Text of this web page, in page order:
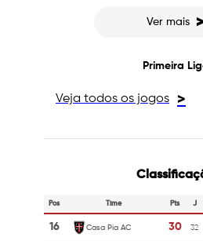
Ver mais
Primeira
Veja todos os jogos >
Pos Time Pts J
16 Casa Pia AC 30 32